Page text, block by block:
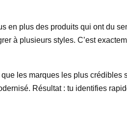
en plus des produits qui ont du
à plusieurs styles. C’est
les marques les plus
Résultat : tu identifies